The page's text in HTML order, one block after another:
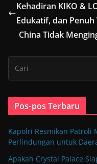
Kehadiran KIKO &
Edukatif, dan Penuh
China Tidak
Pos-pos Terbaru
Kapolri Resmikan Patroli
Perlindungan untuk
Apakah Crystal Palace